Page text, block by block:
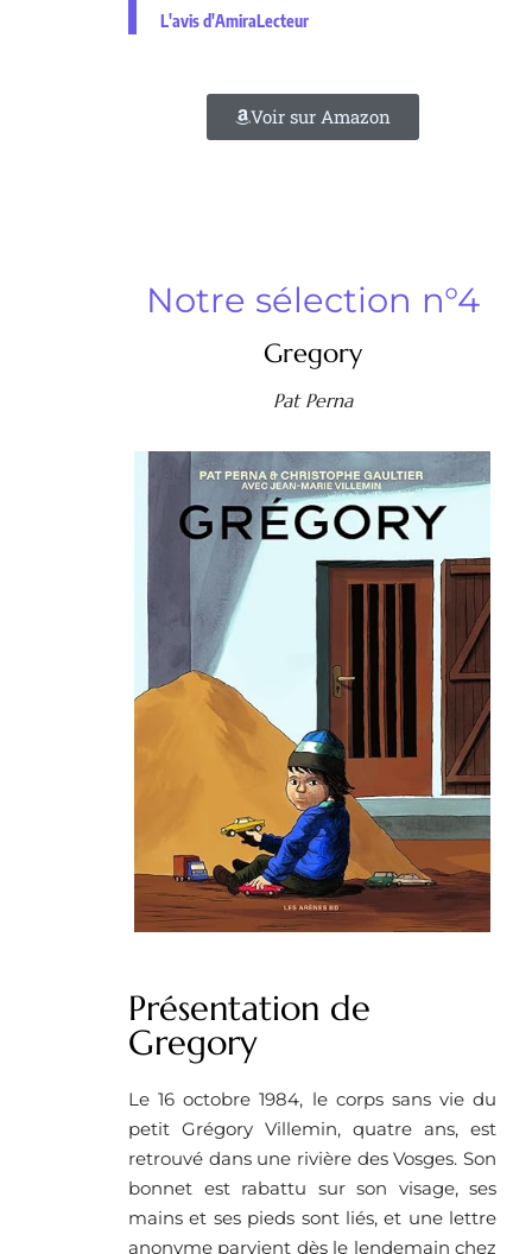
L'avis d'AmiraLecteur
Voir sur Amazon
Notre sélection n°4
Gregory
Pat Perna
Présentation de
Gregory
Le 16 octobre 1984, le corps sans vie du
petit Grégory Villemin, quatre ans, est
retrouvé dans une rivière des Vosges. Son
bonnet est rabattu sur son visage, ses
mains et ses pieds sont liés, et une lettre
anonyme parvient dès le lendemain chez